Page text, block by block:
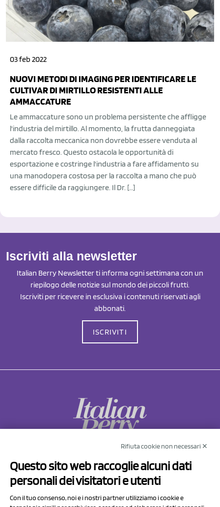
03 feb 2022
NUOVI METODI DI IMAGING PER IDENTIFICARE LE
CULTIVAR DI MIRTILLO RESISTENTI ALLE
AMMACCATURE
Le ammaccature sono un problema persistente che affligge
l'industria del mirtillo. Al momento, la frutta danneggiata
dalla raccolta meccanica non dovrebbe essere venduta al
mercato fresco. Questo ostacola le opportunità di
esportazione e costringe l'industria a fare affidamento su
una manodopera costosa per la raccolta a mano che può
essere difficile da raggiungere. Il Dr. […]
Iscriviti alla newsletter
Italian Berry Newsletter ti informa ogni settimana con un
riepilogo delle notizie sul mondo dei piccoli frutti.
Iscriviti per ricevere in esclusiva i contenuti riservati agli
abbonati.
ISCRIVITI
Via Prov.le Sassuolo Vignola 315/1
41057 Spilamberto (MO)
Rifiuta cookie non necessari ✕
Questo sito web raccoglie alcuni dati
personali dei visitatori e utenti
Con il tuo consenso, noi e i nostri partner utilizziamo i cookie e